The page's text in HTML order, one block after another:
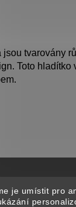
je umístit pro
jsou tvarovány
Toto